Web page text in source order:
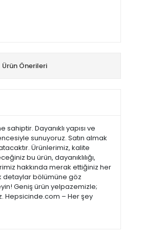
Ürün Önerileri
Dayanıklı yapısı ve
sunuyoruz. Satın almak
Ürünlerimiz, kalite
bu ürün, dayanıklılığı,
hakkında merak ettiğiniz her
detaylar bölümüne göz
Geniş ürün yelpazemizle;
Hepsicinde.com – Her şey